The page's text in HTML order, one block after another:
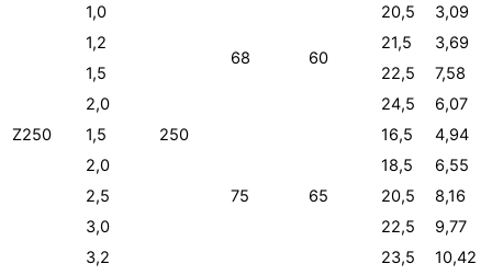
Z250
1,0
250
68 60
20,5
3,09
1,2
21,5
3,69
1,5
22,5
7,58
2,0
24,5
6,07
1,5
75 65
16,5
4,94
2,0
18,5
6,55
2,5
20,5
8,16
3,0
22,5
9,77
3,2
23,5 10,42